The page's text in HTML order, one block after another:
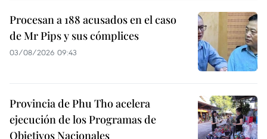
Procesan a 188 acusados en el caso
de Mr Pips y sus cómplices
03/08/2026 09:43
Provincia de Phu Tho acelera
ejecución de los Programas de
Objetivos Nacionales